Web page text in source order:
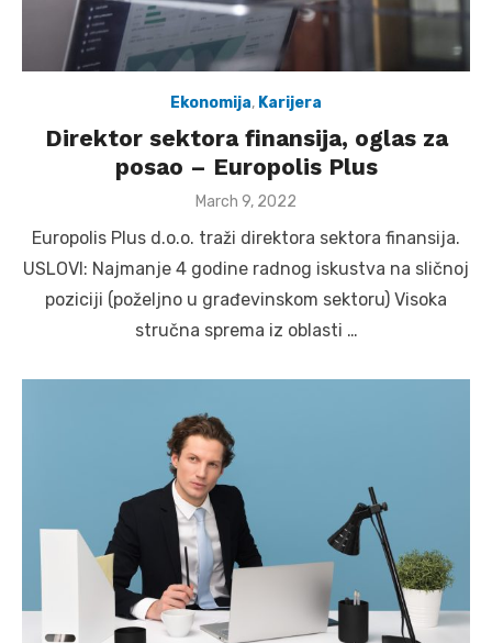
Ekonomija, Karijera
Direktor sektora finansija, oglas za
posao – Europolis Plus
Posted
March 9, 2022
Europolis Plus d.o.o. traži direktora sektora finansija.
USLOVI: Najmanje 4 godine radnog iskustva na sličnoj
poziciji (poželjno u građevinskom sektoru) Visoka
stručna sprema iz oblasti …